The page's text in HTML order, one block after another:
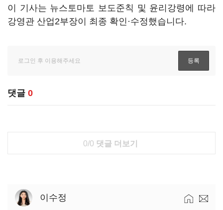
이 기사는 뉴스토마토 보도준칙 및 윤리강령에 따라
강영관 산업2부장이 최종 확인·수정했습니다.
댓글 0
0/0 댓글 더보기
이수정